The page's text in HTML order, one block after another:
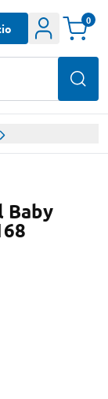
0
Baby